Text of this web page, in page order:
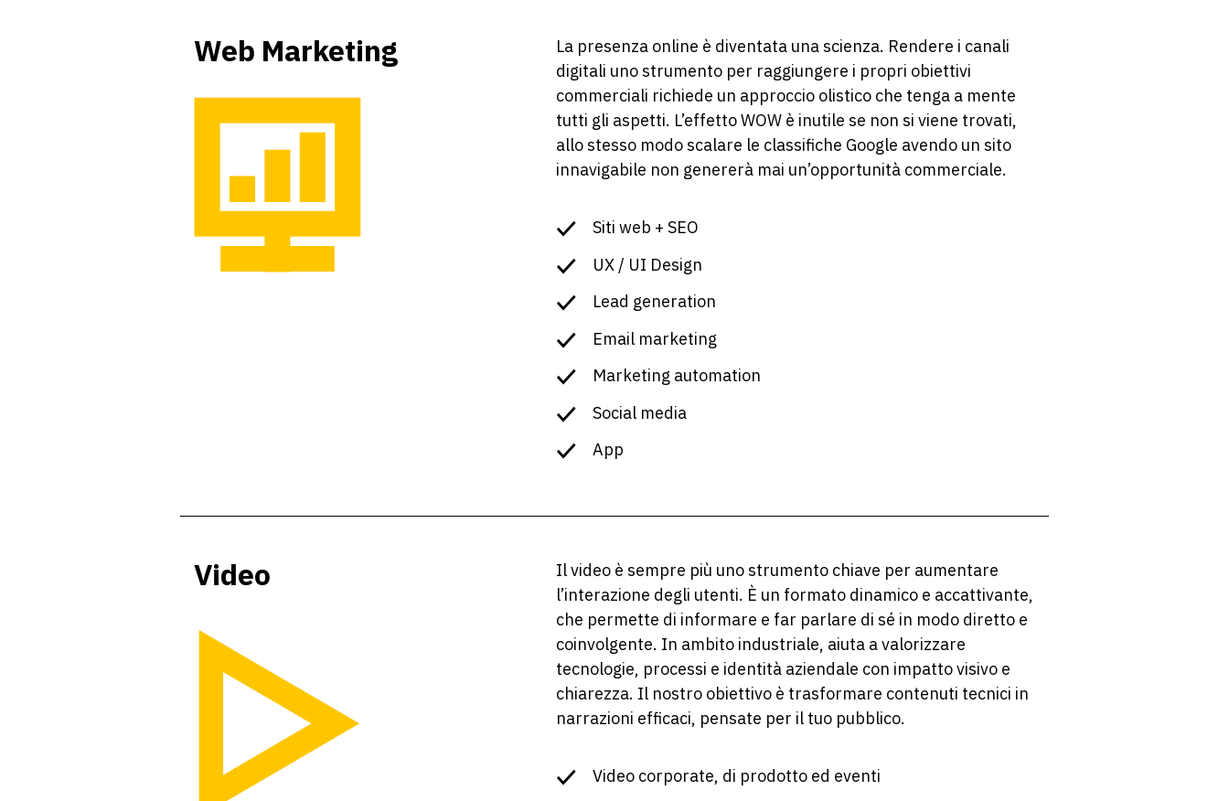
Web Marketing
La presenza online è diventata una scienza. Rendere i canali
digitali uno strumento per raggiungere i propri obiettivi
commerciali richiede un approccio olistico che tenga a mente
tutti gli aspetti. L’effetto WOW è inutile se non si viene trovati,
allo stesso modo scalare le classifiche Google avendo un sito
innavigabile non genererà mai un’opportunità commerciale.
Siti web + SEO
UX / UI Design
Lead generation
Email marketing
Marketing automation
Social media
App
Video
Il video è sempre più uno strumento chiave per aumentare
l’interazione degli utenti. È un formato dinamico e accattivante,
che permette di informare e far parlare di sé in modo diretto e
coinvolgente. In ambito industriale, aiuta a valorizzare
tecnologie, processi e identità aziendale con impatto visivo e
chiarezza. Il nostro obiettivo è trasformare contenuti tecnici in
narrazioni efficaci, pensate per il tuo pubblico.
Video corporate, di prodotto ed eventi